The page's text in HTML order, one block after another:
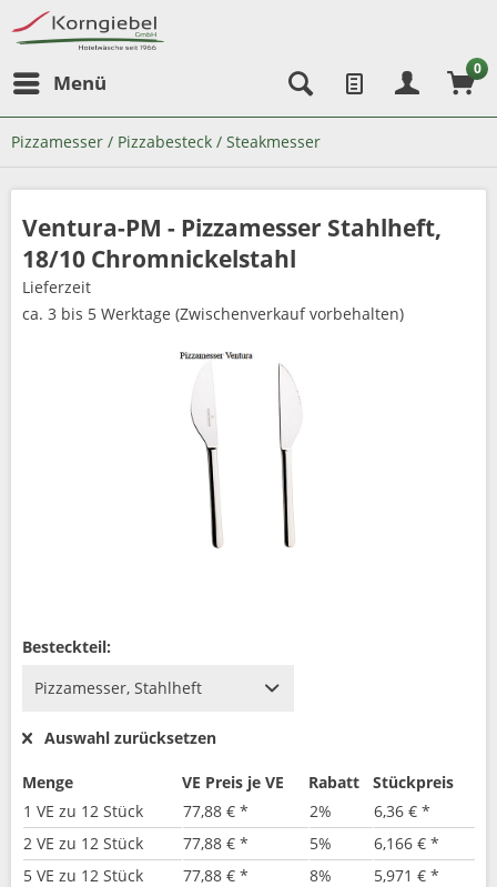
Menü
0
Pizzamesser / Pizzabesteck / Steakmesser
Ventura-PM - Pizzamesser Stahlheft,
18/10 Chromnickelstahl
Lieferzeit
ca. 3 bis 5 Werktage (Zwischenverkauf vorbehalten)
Besteckteil:
Auswahl zurücksetzen
Menge VE Preis je VE Rabatt
Stückpreis
1 VE zu 12 Stück
77,88 € * 2%
6,36 € *
2 VE zu 12 Stück
77,88 € * 5%
6,166 € *
5 VE zu 12 Stück
77,88 € * 8%
5,971 € *